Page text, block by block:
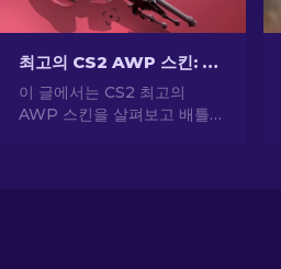
최고의 CS2 AWP 스킨: 스나이퍼의 선택 [2026]
이 글에서는 CS2 최고의
AWP 스킨을 살펴보고 배틀에